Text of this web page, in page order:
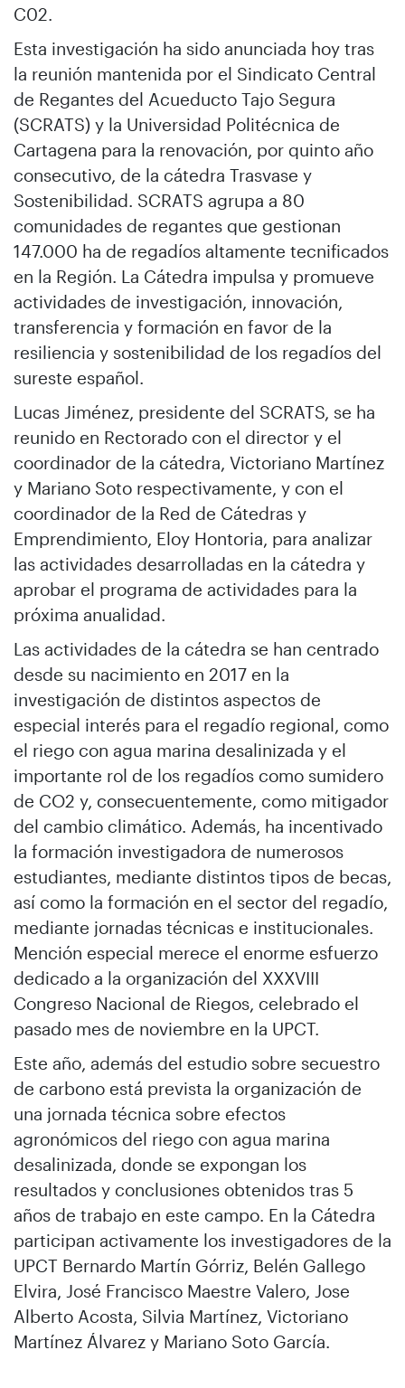
C02.
Esta investigación ha sido anunciada hoy tras
la reunión mantenida por el Sindicato Central
de Regantes del Acueducto Tajo Segura
(SCRATS) y la Universidad Politécnica de
Cartagena para la renovación, por quinto año
consecutivo, de la cátedra Trasvase y
Sostenibilidad. SCRATS agrupa a 80
comunidades de regantes que gestionan
147.000 ha de regadíos altamente tecnificados
en la Región. La Cátedra impulsa y promueve
actividades de investigación, innovación,
transferencia y formación en favor de la
resiliencia y sostenibilidad de los regadíos del
sureste español.
Lucas Jiménez, presidente del SCRATS, se ha
reunido en Rectorado con el director y el
coordinador de la cátedra, Victoriano Martínez
y Mariano Soto respectivamente, y con el
coordinador de la Red de Cátedras y
Emprendimiento, Eloy Hontoria, para analizar
las actividades desarrolladas en la cátedra y
aprobar el programa de actividades para la
próxima anualidad.
Las actividades de la cátedra se han centrado
desde su nacimiento en 2017 en la
investigación de distintos aspectos de
especial interés para el regadío regional, como
el riego con agua marina desalinizada y el
importante rol de los regadíos como sumidero
de CO2 y, consecuentemente, como mitigador
del cambio climático. Además, ha incentivado
la formación investigadora de numerosos
estudiantes, mediante distintos tipos de becas,
así como la formación en el sector del regadío,
mediante jornadas técnicas e institucionales.
Mención especial merece el enorme esfuerzo
dedicado a la organización del XXXVIII
Congreso Nacional de Riegos, celebrado el
pasado mes de noviembre en la UPCT.
Este año, además del estudio sobre secuestro
de carbono está prevista la organización de
una jornada técnica sobre efectos
agronómicos del riego con agua marina
desalinizada, donde se expongan los
resultados y conclusiones obtenidos tras 5
años de trabajo en este campo. En la Cátedra
participan activamente los investigadores de la
UPCT Bernardo Martín Górriz, Belén Gallego
Elvira, José Francisco Maestre Valero, Jose
Alberto Acosta, Silvia Martínez, Victoriano
Martínez Álvarez y Mariano Soto García.